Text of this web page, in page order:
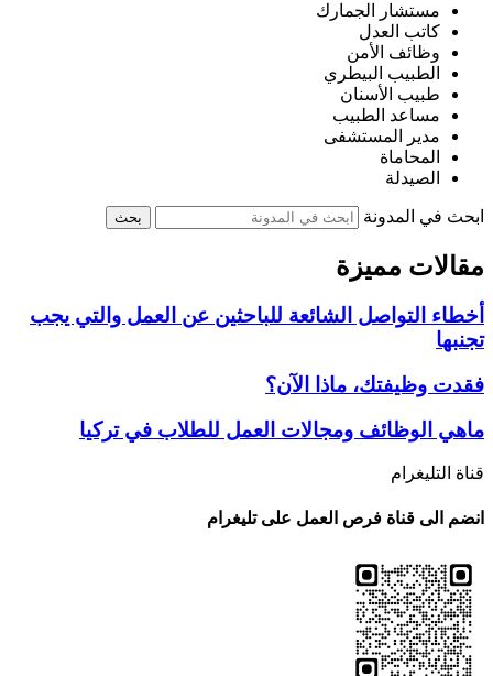
مستشار الجمارك
كاتب العدل
وظائف الأمن
الطبيب البيطري
طبيب الأسنان
مساعد الطبيب
مدير المستشفى
المحاماة
الصيدلة
ابحث في المدونة بحث
مقالات مميزة
أخطاء التواصل الشائعة للباحثين عن العمل والتي يجب
تجنبها
فقدت وظيفتك، ماذا الآن؟
ماهي الوظائف ومجالات العمل للطلاب في تركيا
قناة التليغرام
انضم الى قناة فرص العمل على تليغرام